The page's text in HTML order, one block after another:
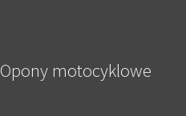
Opony motocyklowe